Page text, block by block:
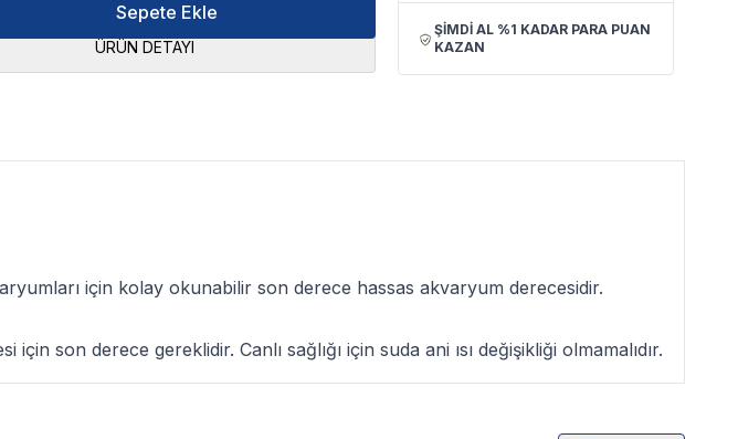
Sepete Ekle
ÜRÜN DETAYI
ŞİMDİ AL %1 KADAR PARA PUAN
KAZAN
için kolay okunabilir son derece hassas akvaryum derecesidir.
son derece gereklidir. Canlı sağlığı için suda ani ısı değişikliği olmamalıdır.